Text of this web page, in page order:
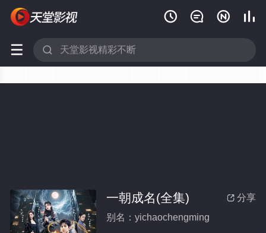
   
 
 分享
一朝成名(全集)
别名：yichaochengming